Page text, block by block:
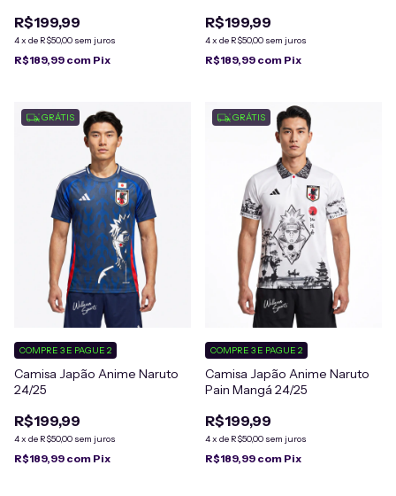
R$199,99
4x de R$50,00 sem juros
R$189,99 com Pix
R$199,99
4x de R$50,00 sem juros
R$189,99 com Pix
GRÁTIS
Camisa Japão Anime Naruto
24/25
R$199,99
4x de R$50,00 sem juros
COMPRE 3 E PAGUE 2
R$189,99 com Pix
GRÁTIS
Camisa Japão Anime Naruto
Pain Mangá 24/25
R$199,99
4x de R$50,00 sem juros
COMPRE 3 E PAGUE 2
R$189,99 com Pix